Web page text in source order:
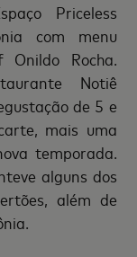
Priceless
com menu
Onildo Rocha.
Notiê
de 5 e
mais uma
temporada.
alguns dos
além de